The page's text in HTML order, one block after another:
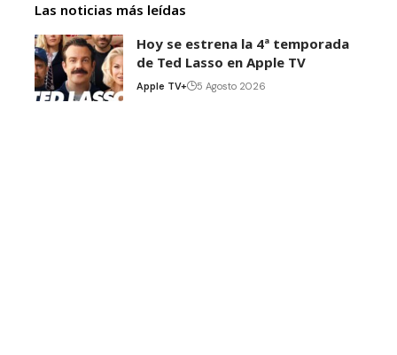
Las noticias más leídas
Hoy se estrena la 4ª temporada
de Ted Lasso en Apple TV
Apple TV+ 5 Agosto 2026